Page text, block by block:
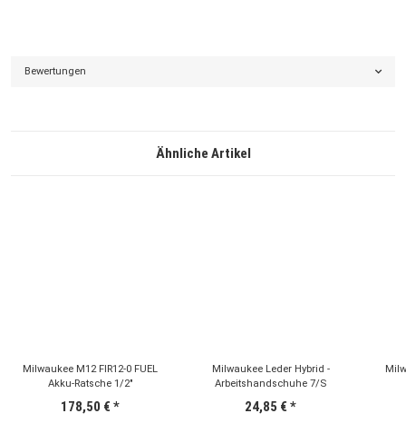
Bewertungen
Ähnliche Artikel
Milwaukee M12 FIR12-0 FUEL
Akku-Ratsche 1/2"
178,50 € *
Milwaukee Leder Hybrid -
Arbeitshandschuhe 7/S
24,85 € *